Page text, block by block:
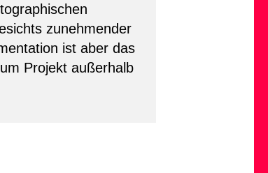
zunehmender
ist aber das
Projekt außerhalb